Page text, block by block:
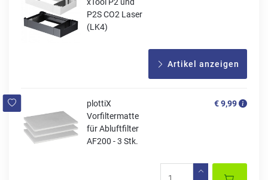
P2S CO2 Laser
(LK4)
Artikel anzeigen
plottiX
Vorfiltermatte
für Abluftfilter
AF200 - 3 Stk.
€ 9,99